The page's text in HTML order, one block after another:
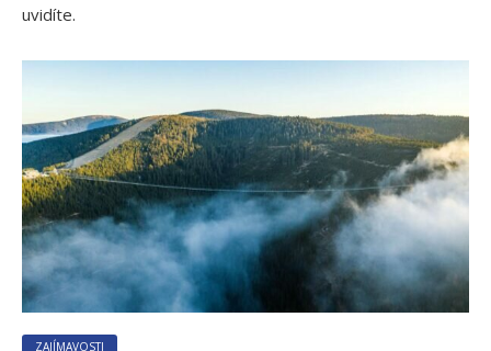
uvidíte.
ZAJÍMAVOSTI